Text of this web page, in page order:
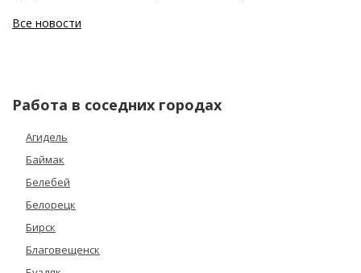
Все новости
Работа в соседних городах
Агидель
Баймак
Белебей
Белорецк
Бирск
Благовещенск